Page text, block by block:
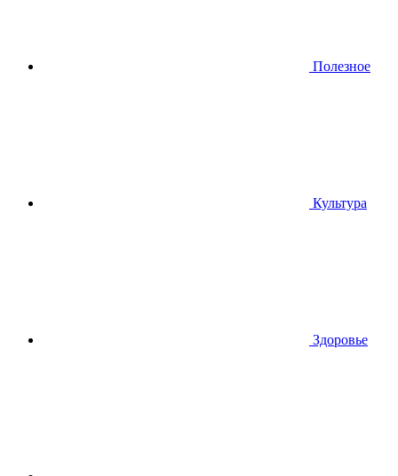
Полезное
Культура
Здоровье